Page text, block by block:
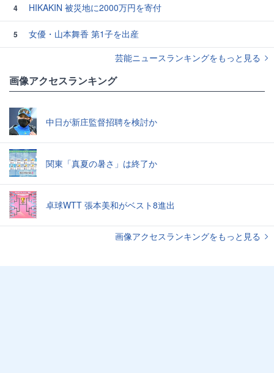
4 HIKAKIN 被災地に2000万円を寄付
5
女優・山本舞香 第1子を出産
芸能ニュースランキングをもっと見る
画像アクセスランキング
中日が新庄監督招聘を検討か
関東「真夏の暑さ」は終了か
卓球WTT 張本美和がベスト8進出
画像アクセスランキングをもっと見る